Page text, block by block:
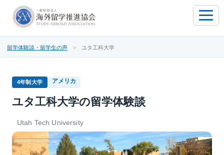
toggle
留学体験談・留学生の声 > ユタ工科大学
4年制大学 アメリカ
ユタ工科大学の留学体験談
Utah Tech University